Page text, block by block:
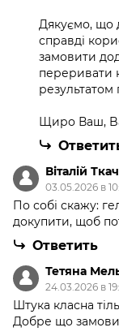
Дякуємо, що
справді
замовити
переривати
результатом
Щиро Ваш,
Віталій
03.05.2026 в
По собі скажу:
докупити, щоб
Ответить
Тетяна
24.03.2026 в
Штука класна
Добре що